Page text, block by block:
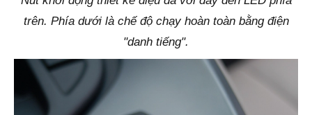
trên. Phía dưới là chế độ chạy hoàn toàn bằng điện
"danh tiếng".